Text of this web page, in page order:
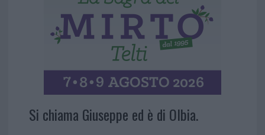
Si chiama Giuseppe ed è di Olbia.